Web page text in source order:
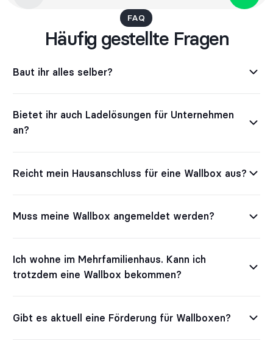
FAQ
Häufig gestellte Fragen
Baut ihr alles selber?
Bietet ihr auch Ladelösungen für Unternehmen
an?
Reicht mein Hausanschluss für eine Wallbox aus?
Muss meine Wallbox angemeldet werden?
Ich wohne im Mehrfamilienhaus. Kann ich
trotzdem eine Wallbox bekommen?
Gibt es aktuell eine Förderung für Wallboxen?